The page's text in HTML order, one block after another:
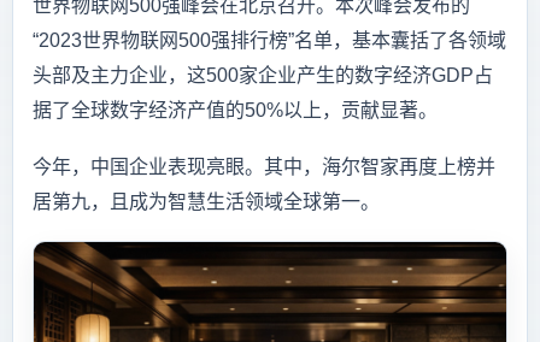
世界物联网500强峰会在北京召开。本次峰会发布的
“2023世界物联网500强排行榜”名单，基本囊括了各领域
头部及主力企业，这500家企业产生的数字经济GDP占
据了全球数字经济产值的50%以上，贡献显著。
今年，中国企业表现亮眼。其中，海尔智家再度上榜并
居第九，且成为智慧生活领域全球第一。